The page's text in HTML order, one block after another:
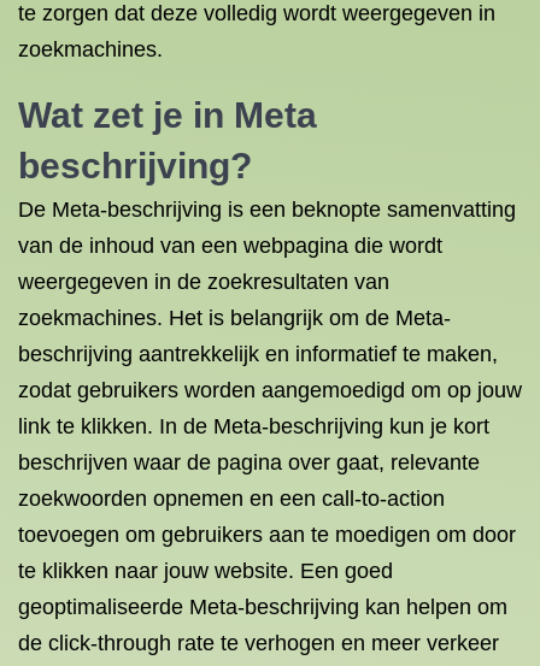
te zorgen dat deze volledig wordt weergegeven in
zoekmachines.
Wat zet je in Meta
beschrijving?
De Meta-beschrijving is een beknopte samenvatting
van de inhoud van een webpagina die wordt
weergegeven in de zoekresultaten van
zoekmachines. Het is belangrijk om de Meta-
beschrijving aantrekkelijk en informatief te maken,
zodat gebruikers worden aangemoedigd om op jouw
link te klikken. In de Meta-beschrijving kun je kort
beschrijven waar de pagina over gaat, relevante
zoekwoorden opnemen en een call-to-action
toevoegen om gebruikers aan te moedigen om door
te klikken naar jouw website. Een goed
geoptimaliseerde Meta-beschrijving kan helpen om
de click-through rate te verhogen en meer verkeer